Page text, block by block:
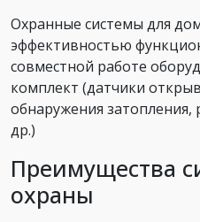
Охранные системы для
эффективностью
совместной работе
комплект (датчики
обнаружения затопления,
др.)
Преимущества
охраны